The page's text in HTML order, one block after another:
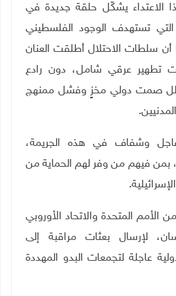
الاعتداء يشكّل حلقة جديدة في
تستهدف الوجود الفلسطيني
أن سلطات الاحتلال أطلقت العنان
تطهير عرقي شامل، دون رادع
ظل صمت دولي مخزٍ وفشل ممنهج
.
وشفاف في هذه الجريمة،
بمن فيهم من وفر لهم الحماية من
.
المتحدة والاتحاد الأوروبي
لإرسال بعثات مراقبة إلى
عاجلة لتجمعات البدو المهددة